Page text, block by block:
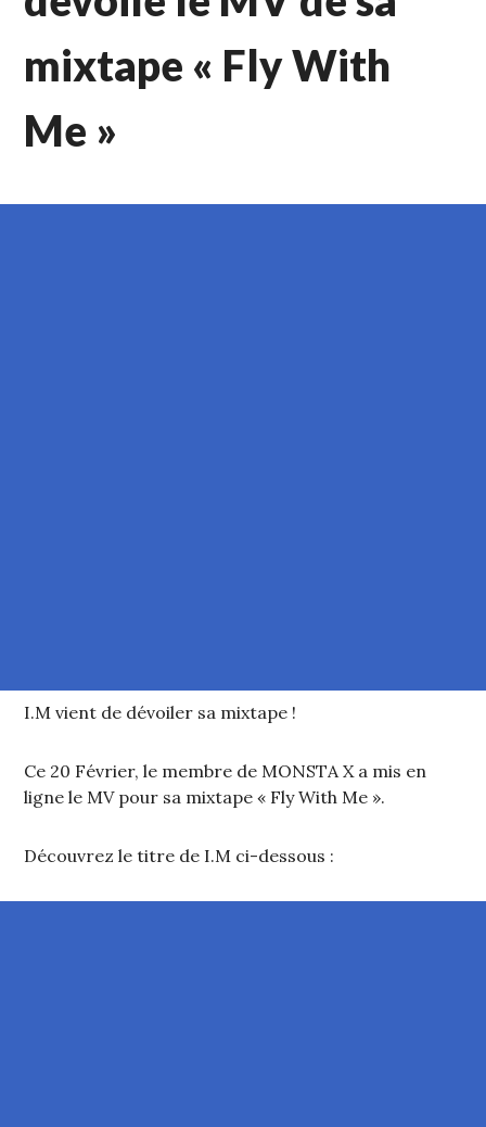
mixtape « Fly With
Me »
I.M vient de dévoiler sa mixtape !
Ce 20 Février, le membre de MONSTA X a mis en
ligne le MV pour sa mixtape « Fly With Me ».
Découvrez le titre de I.M ci-dessous :